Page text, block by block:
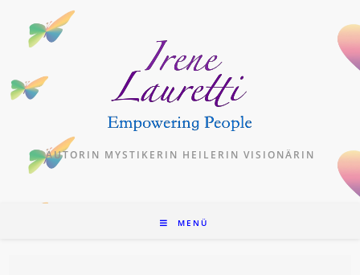
Inhalt
springen
AUTORIN MYSTIKERIN HEILERIN VISIONÄRIN
MENÜ